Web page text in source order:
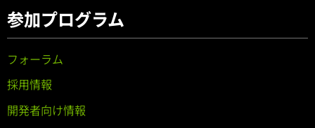
参加プログラム
フォーラム
採用情報
開発者向け情報